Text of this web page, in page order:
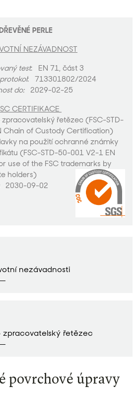
PERLE
NEZÁVADNOST
test: EN 71, část 3
: 713301802/2024
do:2029-02-25
CERTIFIKACE
zpracovatelský řetězec (FSC-STD-
Chain of Custody Certification)
na použití ochranné známky
(FSC-STD-50-001 V2-1 EN
use of the FSC trademarks by
holders)
2030-09-02
nezávadnosti
zpracovatelský řetězec
povrchové úpravy